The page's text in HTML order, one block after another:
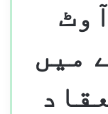
میں